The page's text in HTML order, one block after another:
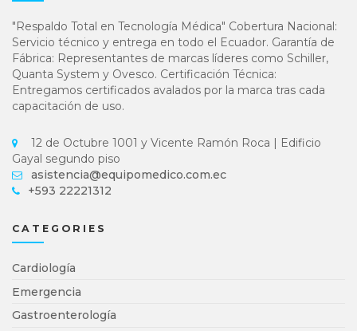
"Respaldo Total en Tecnología Médica" Cobertura Nacional:
Servicio técnico y entrega en todo el Ecuador. Garantía de
Fábrica: Representantes de marcas líderes como Schiller,
Quanta System y Ovesco. Certificación Técnica:
Entregamos certificados avalados por la marca tras cada
capacitación de uso.
12 de Octubre 1001 y Vicente Ramón Roca | Edificio
Gayal segundo piso
asistencia@equipomedico.com.ec
+593 22221312
CATEGORIES
Cardiología
Emergencia
Gastroenterología